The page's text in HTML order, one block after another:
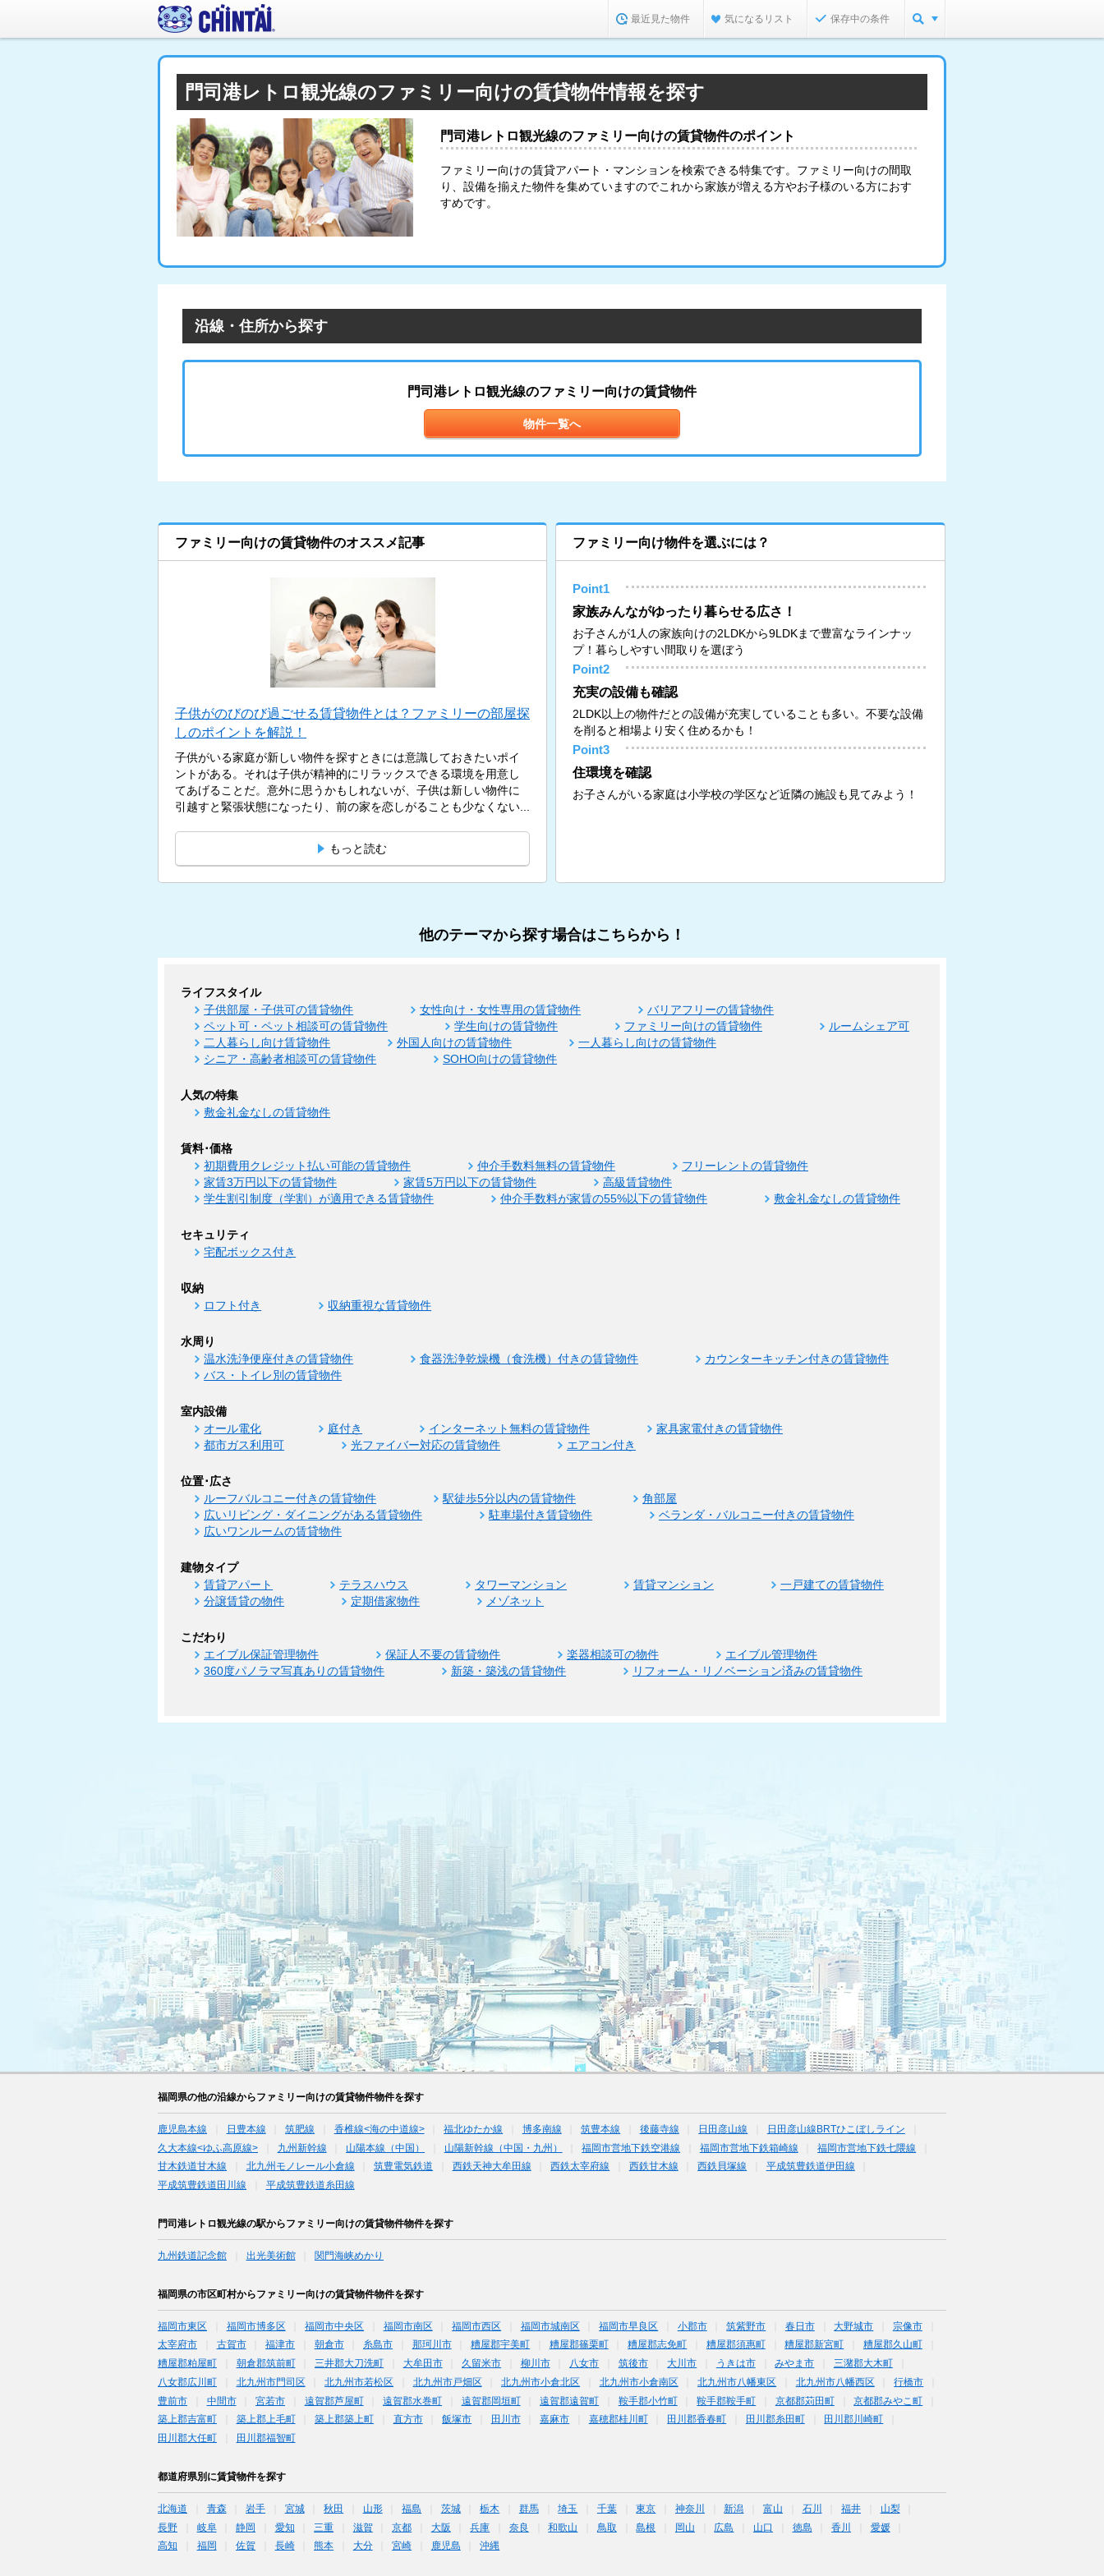
最近見た物件 気になるリスト 保存中の条件
門司港レトロ観光線のファミリー向けの賃貸物件情報を探す
門司港レトロ観光線のファミリー向けの賃貸物件のポイント
ファミリー向けの賃貸アパート・マンションを検索できる特集です。ファミリー向けの間取
り、設備を揃えた物件を集めていますのでこれから家族が増える方やお子様のいる方におす
すめです。
沿線・住所から探す
門司港レトロ観光線のファミリー向けの賃貸物件
物件一覧へ
ファミリー向けの賃貸物件のオススメ記事
子供がのびのび過ごせる賃貸物件とは？ファミリーの部屋探
しのポイントを解説！
子供がいる家庭が新しい物件を探すときには意識しておきたいポイ
ントがある。それは子供が精神的にリラックスできる環境を用意し
てあげることだ。意外に思うかもしれないが、子供は新しい物件に
引越すと緊張状態になったり、前の家を恋しがることも少なくない...
もっと読む
ファミリー向け物件を選ぶには？
Point1
家族みんながゆったり暮らせる広さ！
お子さんが1人の家族向けの2LDKから9LDKまで豊富なラインナッ
プ！暮らしやすい間取りを選ぼう
Point2
充実の設備も確認
2LDK以上の物件だとの設備が充実していることも多い。不要な設備
を削ると相場より安く住めるかも！
Point3
住環境を確認
お子さんがいる家庭は小学校の学区など近隣の施設も見てみよう！
他のテーマから探す場合はこちらから！
ライフスタイル
子供部屋・子供可の賃貸物件 女性向け・女性専用の賃貸物件
バリアフリーの賃貸物件
ペット可・ペット相談可の賃貸物件
学生向けの賃貸物件 ファミリー向けの賃貸物件
ルームシェア可
二人暮らし向け賃貸物件
外国人向けの賃貸物件
一人暮らし向けの賃貸物件
シニア・高齢者相談可の賃貸物件
SOHO向けの賃貸物件
人気の特集
敷金礼金なしの賃貸物件
賃料･価格
初期費用クレジット払い可能の賃貸物件 仲介手数料無料の賃貸物件
フリーレントの賃貸物件
家賃3万円以下の賃貸物件
家賃5万円以下の賃貸物件
高級賃貸物件
学生割引制度（学割）が適用できる賃貸物件
仲介手数料が家賃の55%以下の賃貸物件 敷金礼金なしの賃貸物件
セキュリティ
宅配ボックス付き
収納
ロフト付き 収納重視な賃貸物件
水周り
温水洗浄便座付きの賃貸物件 食器洗浄乾燥機（食洗機）付きの賃貸物件
カウンターキッチン付きの賃貸物件
バス・トイレ別の賃貸物件
室内設備
オール電化 庭付き インターネット無料の賃貸物件
家具家電付きの賃貸物件
都市ガス利用可
光ファイバー対応の賃貸物件 エアコン付き
位置･広さ
ルーフバルコニー付きの賃貸物件 駅徒歩5分以内の賃貸物件
角部屋
広いリビング・ダイニングがある賃貸物件
駐車場付き賃貸物件
ベランダ・バルコニー付きの賃貸物件
広いワンルームの賃貸物件
建物タイプ
賃貸アパート テラスハウス タワーマンション 賃貸マンション
一戸建ての賃貸物件
分譲賃貸の物件
定期借家物件 メゾネット
こだわり
エイブル保証管理物件 保証人不要の賃貸物件 楽器相談可の物件
エイブル管理物件
360度パノラマ写真ありの賃貸物件
新築・築浅の賃貸物件 リフォーム・リノベーション済みの賃貸物件
福岡県の他の沿線からファミリー向けの賃貸物件物件を探す
鹿児島本線 日豊本線 筑肥線 香椎線<海の中道線> 福北ゆたか線 博多南線 筑豊本線 後藤寺線 日田彦山線
日田彦山線BRTひこぼしライン
久大本線<ゆふ高原線>
九州新幹線 山陽本線（中国） 山陽新幹線（中国・九州） 福岡市営地下鉄空港線 福岡市営地下鉄箱崎線
福岡市営地下鉄七隈線
甘木鉄道甘木線
北九州モノレール小倉線 筑豊電気鉄道 西鉄天神大牟田線 西鉄太宰府線 西鉄甘木線 西鉄貝塚線
平成筑豊鉄道伊田線
平成筑豊鉄道田川線
平成筑豊鉄道糸田線
門司港レトロ観光線の駅からファミリー向けの賃貸物件物件を探す
九州鉄道記念館 出光美術館 関門海峡めかり
福岡県の市区町村からファミリー向けの賃貸物件物件を探す
福岡市東区 福岡市博多区 福岡市中央区 福岡市南区 福岡市西区 福岡市城南区 福岡市早良区 小郡市 筑紫野市 春日市 大野城市
宗像市
太宰府市
古賀市 福津市 朝倉市 糸島市 那珂川市 糟屋郡宇美町 糟屋郡篠栗町 糟屋郡志免町 糟屋郡須惠町 糟屋郡新宮町
糟屋郡久山町
糟屋郡粕屋町
朝倉郡筑前町 三井郡大刀洗町 大牟田市 久留米市 柳川市 八女市 筑後市 大川市 うきは市 みやま市
三潴郡大木町
八女郡広川町
北九州市門司区 北九州市若松区 北九州市戸畑区 北九州市小倉北区 北九州市小倉南区 北九州市八幡東区 北九州市八幡西区
行橋市
豊前市
中間市 宮若市 遠賀郡芦屋町 遠賀郡水巻町 遠賀郡岡垣町 遠賀郡遠賀町 鞍手郡小竹町 鞍手郡鞍手町 京都郡苅田町
京都郡みやこ町
築上郡吉富町
築上郡上毛町 築上郡築上町 直方市 飯塚市 田川市 嘉麻市 嘉穂郡桂川町 田川郡香春町 田川郡糸田町
田川郡川崎町
田川郡大任町
田川郡福智町
都道府県別に賃貸物件を探す
北海道 青森 岩手 宮城 秋田 山形 福島 茨城 栃木 群馬 埼玉 千葉 東京 神奈川 新潟 富山 石川 福井
山梨
長野
岐阜 静岡 愛知 三重 滋賀 京都 大阪 兵庫 奈良 和歌山 鳥取 島根 岡山 広島 山口 徳島 香川
愛媛
高知
福岡 佐賀 長崎 熊本 大分 宮崎 鹿児島 沖縄